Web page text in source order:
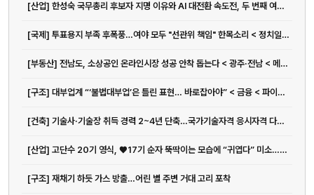
[산업] 한성숙 국무총리 후보자 지명 이유와 AI 대전환 속도전, 두 번째 여성 총리 가능성까지
[국제] 투표용지 부족 후폭풍…여야 모두 "선관위 책임" 한목소리 < 정치일반 < 정치 < 기사본문 - 일요서울i
[부동산] 전남도, 소상공인 온라인시장 성공 안착 돕는다 < 광주·전남 < 메트로 < 기사본문 - 뉴스워커
[구조] 대부업계 “‘불법대부업’은 틀린 표현… 바로잡아야” < 금융 < 파이낸스 < 기사본문 - IT조선
[건축] 기술사·기술장 취득 경력 2~4년 단축…국가기술자격 응시자격 다양화 | 아주경제
[산업] 고단수 20기 영식, ♥17기 순자 뚝딱이는 모습에 “귀엽다” 미소…설렘 폭발 (나솔사계)
[구조] 재채기 하듯 가스 방출…어린 별 주변 거대 고리 포착